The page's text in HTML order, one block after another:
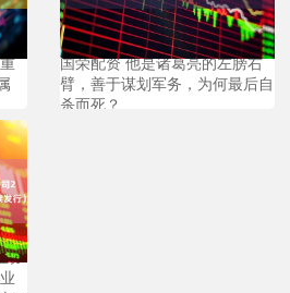
国荣配资 他是诸葛亮的左膀右
臂，善于谋划军务，为何最后自
杀而死？
券